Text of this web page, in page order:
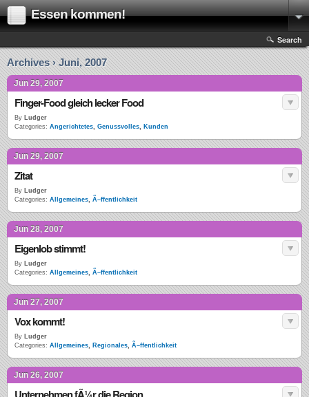
Essen kommen!
Search
Archives › Juni, 2007
Jun 29, 2007
Finger-Food gleich lecker Food
By Ludger
Categories: Angerichtetes, Genussvolles, Kunden
Jun 29, 2007
Zitat
By Ludger
Categories: Allgemeines, Ã–ffentlichkeit
Jun 28, 2007
Eigenlob stimmt!
By Ludger
Categories: Allgemeines, Ã–ffentlichkeit
Jun 27, 2007
Vox kommt!
By Ludger
Categories: Allgemeines, Regionales, Ã–ffentlichkeit
Jun 26, 2007